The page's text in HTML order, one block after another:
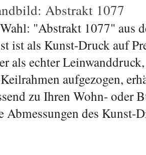
Abstrakt 1077
"Abstrakt 1077" aus
ist als Kunst-Druck auf
als echter
aufgezogen,
zu Ihren Wohn- oder
Abmessungen des Kunst-